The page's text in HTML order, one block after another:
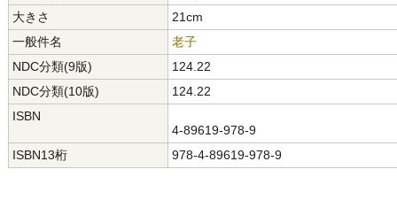
大きさ
21cm
一般件名
老子
NDC分類(9版)
124.22
NDC分類(10版)
124.22
ISBN
4-89619-978-9
ISBN13桁
978-4-89619-978-9